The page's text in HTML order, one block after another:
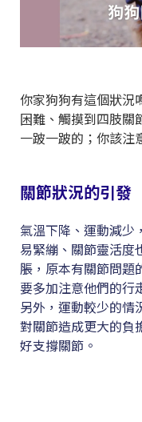
你家狗狗有這個狀況
困難、觸摸到四肢關
一跛一跛的；你該注
關節狀況的引發
氣溫下降、運動減少
易緊繃、關節靈活度
脹，原本有關節問題
要多加注意他們的行
另外，運動較少的情
對關節造成更大的負
好支撐關節。